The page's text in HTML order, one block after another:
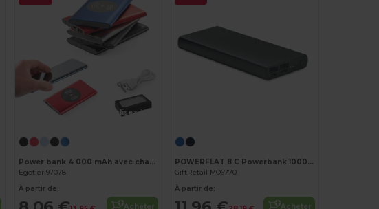
Personnalisez-le !
Power bank 4 000 mAh avec chargeur sans fil 5W en aluminium recyclé (100 % rAL)
Egotier 97078
À partir de:
Acheter
POWERFLAT 8 C Powerbank 10000 mAh
GiftRetail MO6770
À partir de:
Acheter